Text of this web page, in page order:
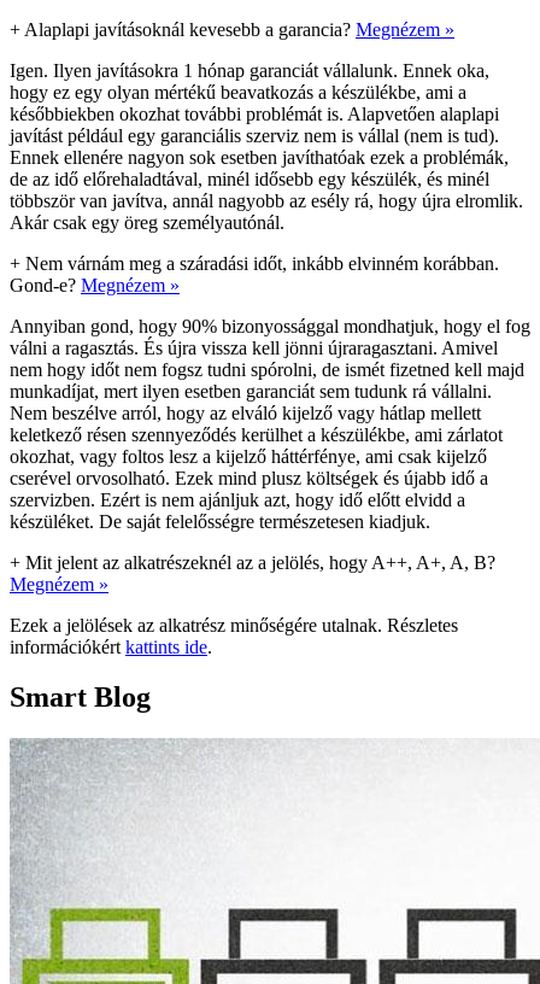
+ Alaplapi javításoknál kevesebb a garancia? Megnézem »
Igen. Ilyen javításokra 1 hónap garanciát vállalunk. Ennek oka,
hogy ez egy olyan mértékű beavatkozás a készülékbe, ami a
későbbiekben okozhat további problémát is. Alapvetően alaplapi
javítást például egy garanciális szerviz nem is vállal (nem is tud).
Ennek ellenére nagyon sok esetben javíthatóak ezek a problémák,
de az idő előrehaladtával, minél idősebb egy készülék, és minél
többször van javítva, annál nagyobb az esély rá, hogy újra elromlik.
Akár csak egy öreg személyautónál.
+ Nem várnám meg a száradási időt, inkább elvinném korábban.
Gond-e? Megnézem »
Annyiban gond, hogy 90% bizonyossággal mondhatjuk, hogy el fog
válni a ragasztás. És újra vissza kell jönni újraragasztani. Amivel
nem hogy időt nem fogsz tudni spórolni, de ismét fizetned kell majd
munkadíjat, mert ilyen esetben garanciát sem tudunk rá vállalni.
Nem beszélve arról, hogy az elváló kijelző vagy hátlap mellett
keletkező résen szennyeződés kerülhet a készülékbe, ami zárlatot
okozhat, vagy foltos lesz a kijelző háttérfénye, ami csak kijelző
cserével orvosolható. Ezek mind plusz költségek és újabb idő a
szervizben. Ezért is nem ajánljuk azt, hogy idő előtt elvidd a
készüléket. De saját felelősségre természetesen kiadjuk.
+ Mit jelent az alkatrészeknél az a jelölés, hogy A++, A+, A, B?
Megnézem »
Ezek a jelölések az alkatrész minőségére utalnak. Részletes
információkért kattints ide.
Smart Blog